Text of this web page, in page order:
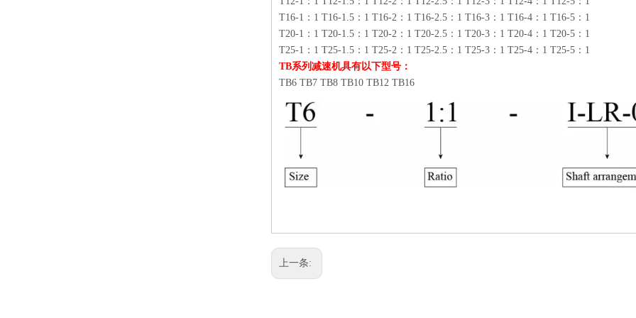
T16-1：1 T16-1.5：1 T16-2：1 T16-2.5：1 T16-3：1 T16-4：1 T16-5：1
T20-1：1 T20-1.5：1 T20-2：1 T20-2.5：1 T20-3：1 T20-4：1 T20-5：1
T25-1：1 T25-1.5：1 T25-2：1 T25-2.5：1 T25-3：1 T25-4：1 T25-5：1
TB系列减速机具有以下型号：
TB6 TB7 TB8 TB10 TB12 TB16
上一条: